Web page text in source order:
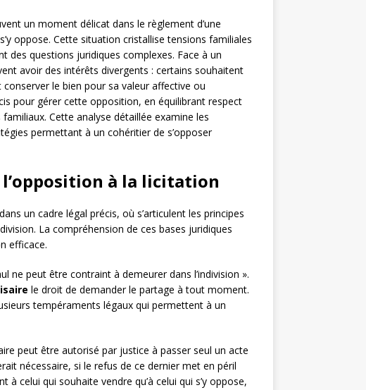
un moment délicat dans le règlement d’une
oppose. Cette situation cristallise tensions familiales
questions juridiques complexes. Face à un
avoir des intérêts divergents : certains souhaitent
le bien pour sa valeur affective ou
pour gérer cette opposition, en équilibrant respect
Cette analyse détaillée examine les
permettant à un cohéritier de s’opposer
à la licitation
un cadre légal précis, où s’articulent les principes
La compréhension de ces bases juridiques
efficace.
ne peut être contraint à demeurer dans l’indivision ».
le droit de demander le partage à tout moment.
tempéraments légaux qui permettent à un
peut être autorisé par justice à passer seul un acte
nécessaire, si le refus de ce dernier met en péril
celui qui souhaite vendre qu’à celui qui s’y oppose,